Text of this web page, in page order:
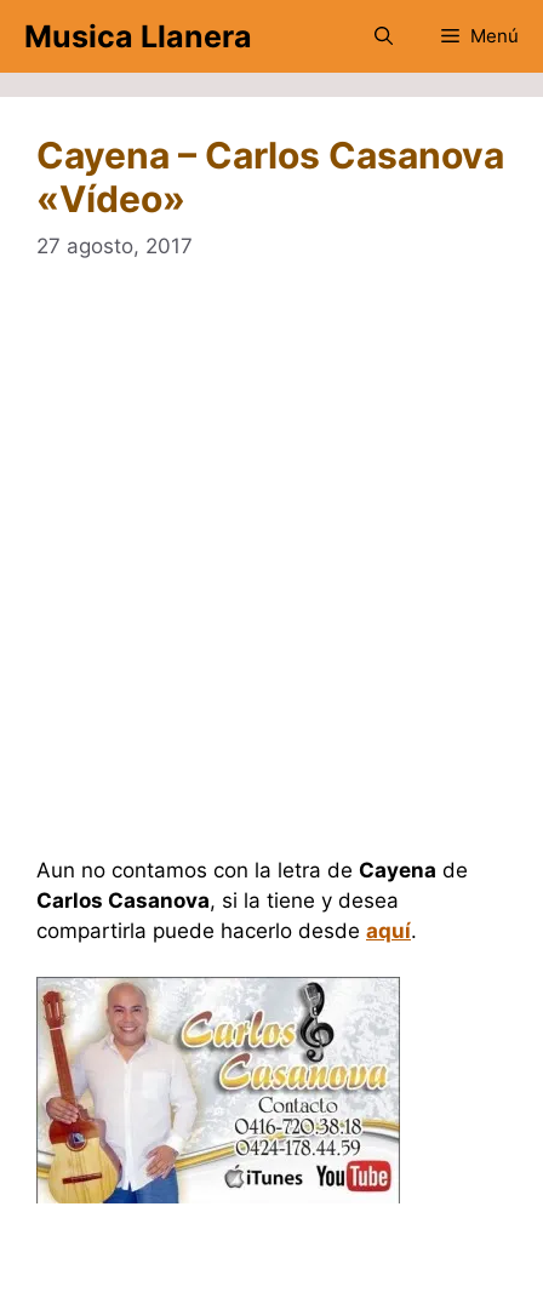
contenido
Musica Llanera Menú
Cayena – Carlos Casanova
«Vídeo»
27 agosto, 2017
Aun no contamos con la letra de Cayena de
Carlos Casanova, si la tiene y desea
compartirla puede hacerlo desde aquí.